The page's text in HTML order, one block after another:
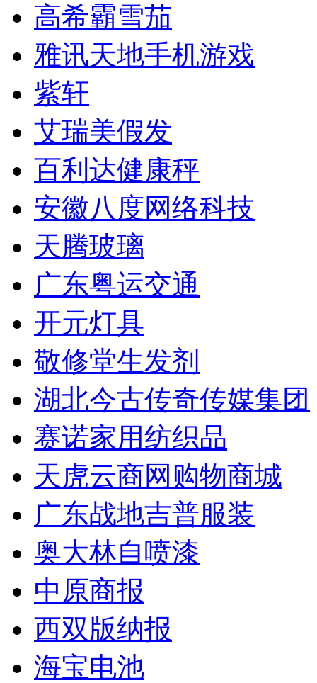
高希霸雪茄
雅讯天地手机游戏
紫轩
艾瑞美假发
百利达健康秤
安徽八度网络科技
天腾玻璃
广东粤运交通
开元灯具
敬修堂生发剂
湖北今古传奇传媒集团
赛诺家用纺织品
天虎云商网购物商城
广东战地吉普服装
奥大林自喷漆
中原商报
西双版纳报
海宝电池